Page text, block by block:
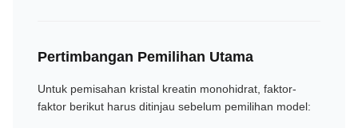
Pertimbangan Pemilihan Utama
Untuk pemisahan kristal kreatin monohidrat, faktor-
faktor berikut harus ditinjau sebelum pemilihan model: